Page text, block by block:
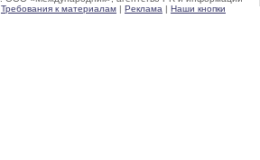
Требования к материалам | Реклама | Наши кнопки